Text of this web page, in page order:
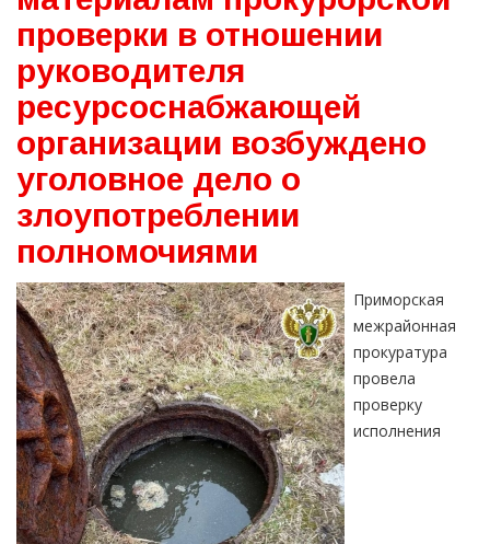
проверки в отношении
руководителя
ресурсоснабжающей
организации возбуждено
уголовное дело о
злоупотреблении
полномочиями
Приморская
межрайонная
прокуратура
провела
проверку
исполнения